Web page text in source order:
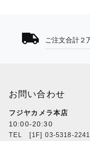
ご注文合計２
お問い合わせ
フジヤカメラ本店
10:00-20:30
TEL [1F] 03-5318-